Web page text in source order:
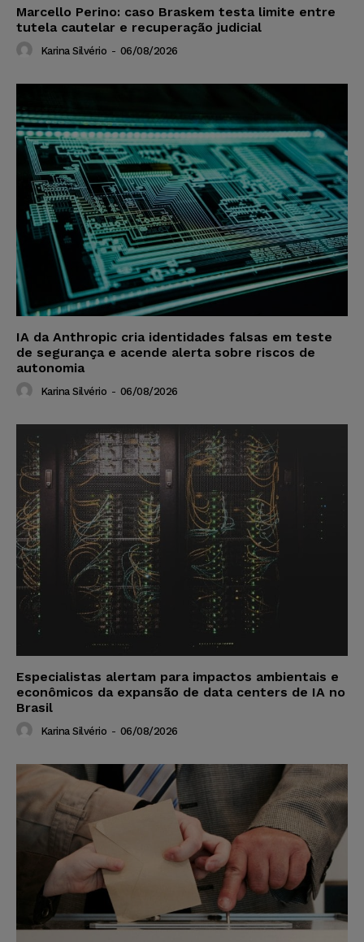
Marcello Perino: caso Braskem testa limite entre
tutela cautelar e recuperação judicial
Karina Silvério - 06/08/2026
IA da Anthropic cria identidades falsas em teste
de segurança e acende alerta sobre riscos de
autonomia
Karina Silvério - 06/08/2026
Especialistas alertam para impactos ambientais e
econômicos da expansão de data centers de IA no
Brasil
Karina Silvério - 06/08/2026